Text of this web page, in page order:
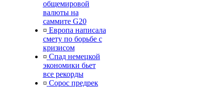
общемировой
валюты на
саммите G20
¤ Европа написала
смету по борьбе с
кризисом
¤ Спад немецкой
экономики бьет
все рекорды
¤ Сорос предрек